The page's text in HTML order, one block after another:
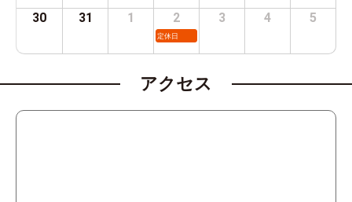
30 31 1 2
定休日
3 4 5
アクセス